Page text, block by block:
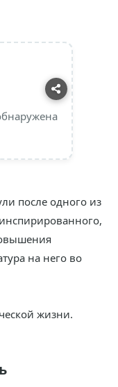
после одного из
на него во
жизни.